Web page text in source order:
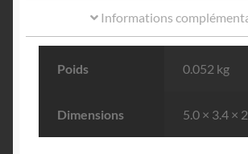
Informations
Poids 0.052 kg
Dimensions 5.0 × 3.4 ×